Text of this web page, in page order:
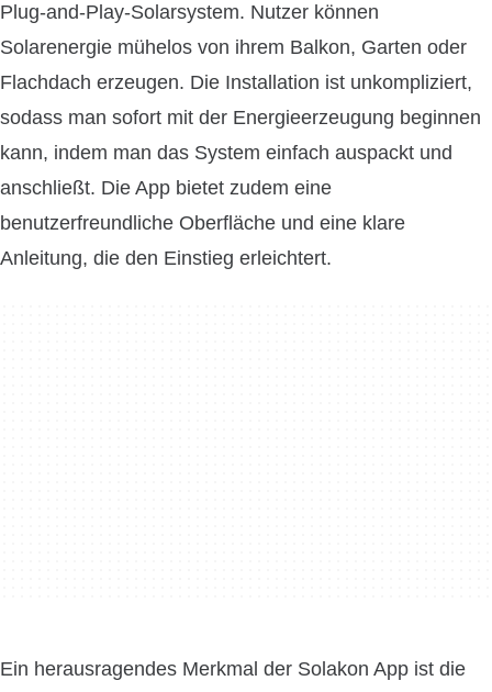
Plug-and-Play-Solarsystem. Nutzer können
Solarenergie mühelos von ihrem Balkon, Garten oder
Flachdach erzeugen. Die Installation ist unkompliziert,
sodass man sofort mit der Energieerzeugung beginnen
kann, indem man das System einfach auspackt und
anschließt. Die App bietet zudem eine
benutzerfreundliche Oberfläche und eine klare
Anleitung, die den Einstieg erleichtert.
Ein herausragendes Merkmal der Solakon App ist die